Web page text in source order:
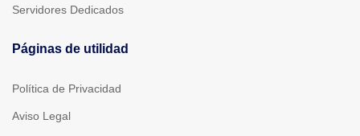
Servidores Dedicados
Páginas de utilidad
Política de Privacidad
Aviso Legal